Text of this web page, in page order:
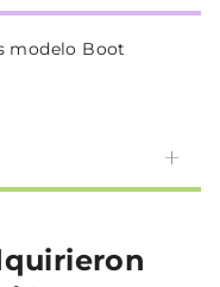
modelo Boot